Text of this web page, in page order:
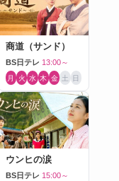
商道（サンド）
BS日テレ 13:00～
月 火 水 木 金 土 日
ウンヒの涙
BS日テレ 15:00～